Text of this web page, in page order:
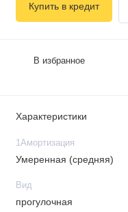
В избранное
Купить в кредит
Характеристики
1Амортизация
Умеренная (средняя)
Вид
прогулочная